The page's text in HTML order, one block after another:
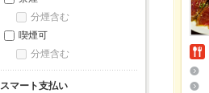
分煙含む
喫煙可
分煙含む
スマート支払い